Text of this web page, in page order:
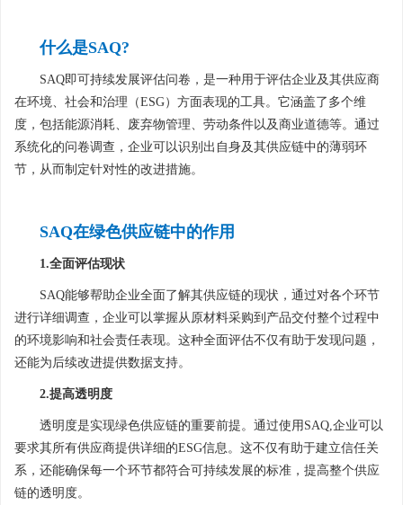
什么是SAQ?
SAQ即可持续发展评估问卷，是一种用于评估企业及其供应商
在环境、社会和治理（ESG）方面表现的工具。它涵盖了多个维
度，包括能源消耗、废弃物管理、劳动条件以及商业道德等。通过
系统化的问卷调查，企业可以识别出自身及其供应链中的薄弱环
节，从而制定针对性的改进措施。
SAQ在绿色供应链中的作用
1.全面评估现状
SAQ能够帮助企业全面了解其供应链的现状，通过对各个环节
进行详细调查，企业可以掌握从原材料采购到产品交付整个过程中
的环境影响和社会责任表现。这种全面评估不仅有助于发现问题，
还能为后续改进提供数据支持。
2.提高透明度
透明度是实现绿色供应链的重要前提。通过使用SAQ,企业可以
要求其所有供应商提供详细的ESG信息。这不仅有助于建立信任关
系，还能确保每一个环节都符合可持续发展的标准，提高整个供应
链的透明度。